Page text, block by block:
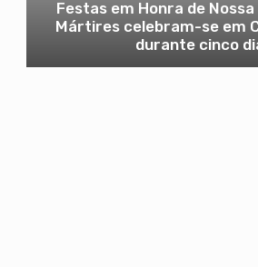
Festas em Honra de
Mártires celebram-se em
durante cinco